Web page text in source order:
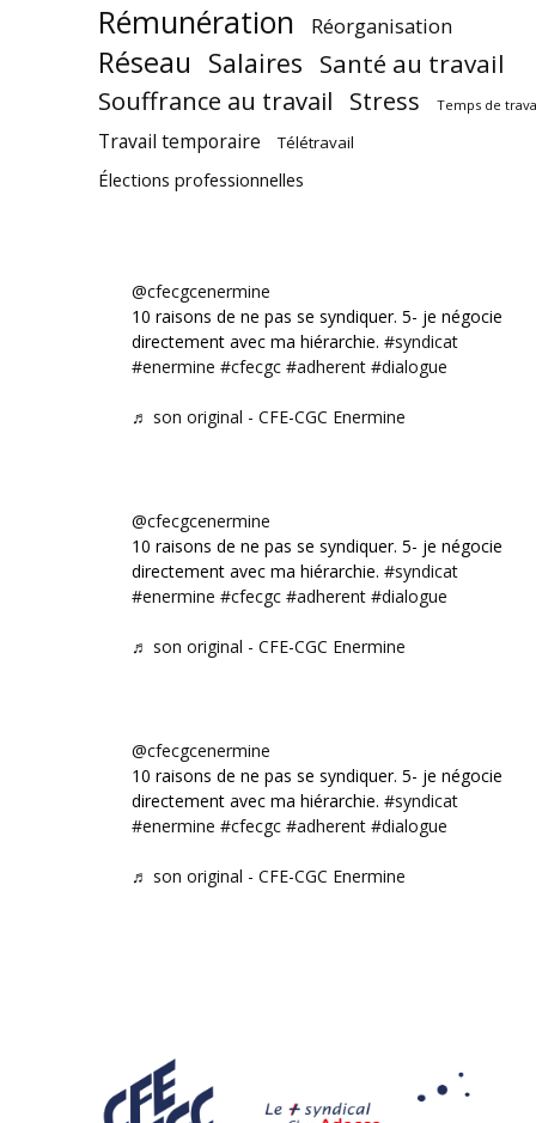
Rémunération Réorganisation
Réseau Salaires Santé au travail
Souffrance au travail Stress Temps de
Travail temporaire Télétravail
Élections professionnelles
@cfecgcenermine
10 raisons de ne pas se syndiquer. 5- je négocie
directement avec ma hiérarchie. #syndicat
#enermine #cfecgc #adherent #dialogue
♬ son original - CFE-CGC Enermine
@cfecgcenermine
10 raisons de ne pas se syndiquer. 5- je négocie
directement avec ma hiérarchie. #syndicat
#enermine #cfecgc #adherent #dialogue
♬ son original - CFE-CGC Enermine
@cfecgcenermine
10 raisons de ne pas se syndiquer. 5- je négocie
directement avec ma hiérarchie. #syndicat
#enermine #cfecgc #adherent #dialogue
♬ son original - CFE-CGC Enermine